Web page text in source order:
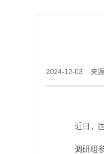
2024-12-03 来源
近日，
调研组